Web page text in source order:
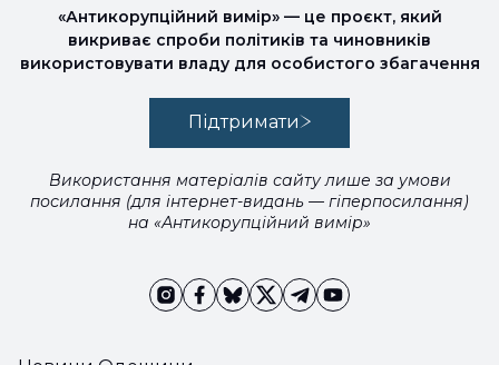
«Антикорупційний вимір» — це проєкт, який
викриває спроби політиків та чиновників
використовувати владу для особистого збагачення
Підтримати
Використання матеріалів сайту лише за умови
посилання (для інтернет-видань — гіперпосилання)
на «Антикорупційний вимір»